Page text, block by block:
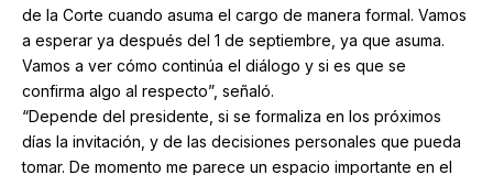
de la Corte cuando asuma el cargo de manera formal. Vamos
a esperar ya después del 1 de septiembre, ya que asuma.
Vamos a ver cómo continúa el diálogo y si es que se
confirma algo al respecto”, señaló.
“Depende del presidente, si se formaliza en los próximos
días la invitación, y de las decisiones personales que pueda
tomar. De momento me parece un espacio importante en el